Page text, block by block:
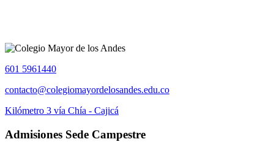
601 5961440
contacto@colegiomayordelosandes.edu.co
Kilómetro 3 vía Chía - Cajicá
Admisiones Sede Campestre